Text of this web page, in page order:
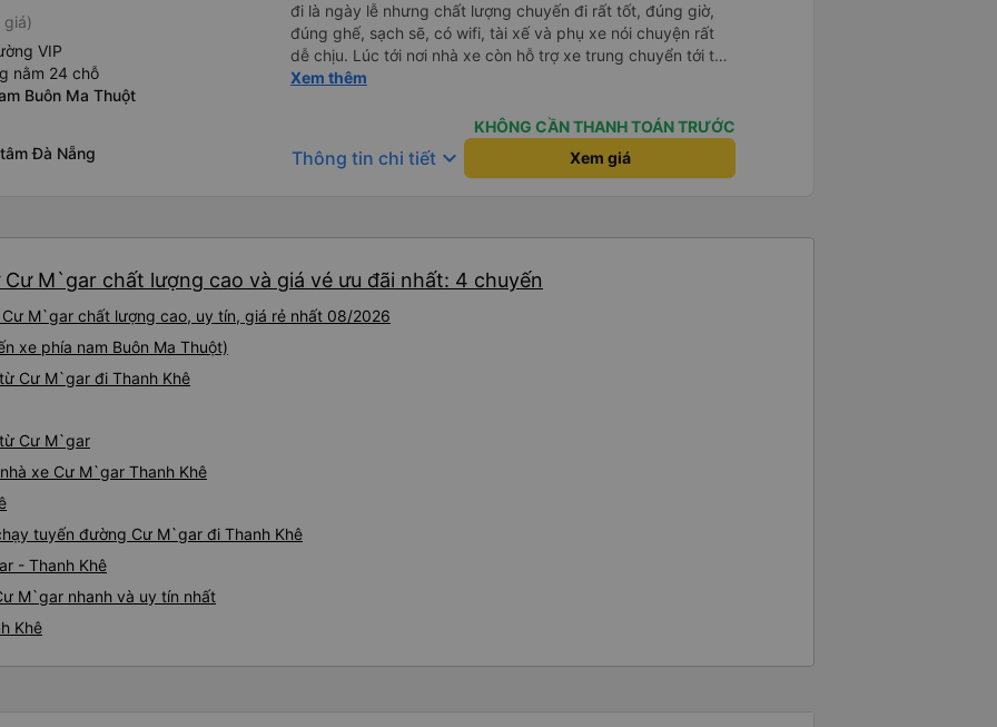
giá)
VIP
nằm 24 chỗ
Buôn Ma Thuột
Đà Nẵng
đi là ngày lễ nhưng chất lượng chuyến đi rất tốt, đúng giờ,
đúng ghế, sạch sẽ, có wifi, tài xế và phụ xe nói chuyện rất
dễ chịu. Lúc tới nơi nhà xe còn hỗ trợ xe trung chuyển tới tận
nhà. 10đ cho nhà xe, hy vọng nhà xe duy trì được chất lượng
Xem thêm
KHÔNG CẦN THANH TOÁN TRƯỚC
Thông tin chi tiết keyboard_arrow_down Xem giá
M`gar chất lượng cao và giá vé ưu đãi nhất: 4 chuyến
M`gar chất lượng cao, uy tín, giá rẻ nhất 08/2026
xe phía nam Buôn Ma Thuột)
Cư M`gar đi Thanh Khê
Cư M`gar
xe Cư M`gar Thanh Khê
tuyến đường Cư M`gar đi Thanh Khê
- Thanh Khê
M`gar nhanh và uy tín nhất
Khê